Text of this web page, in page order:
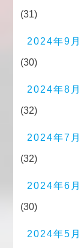
(31)
2024年9月
(30)
2024年8月
(32)
2024年7月
(32)
2024年6月
(30)
2024年5月